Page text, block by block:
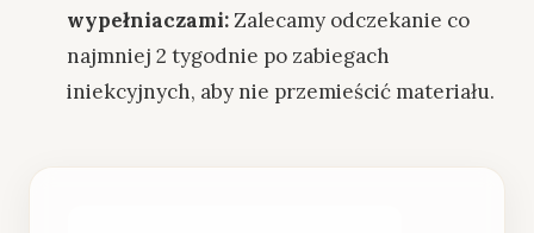
wypełniaczami:Zalecamy odczekanie co
najmniej 2 tygodnie po zabiegach
iniekcyjnych, aby nie przemieścić materiału.